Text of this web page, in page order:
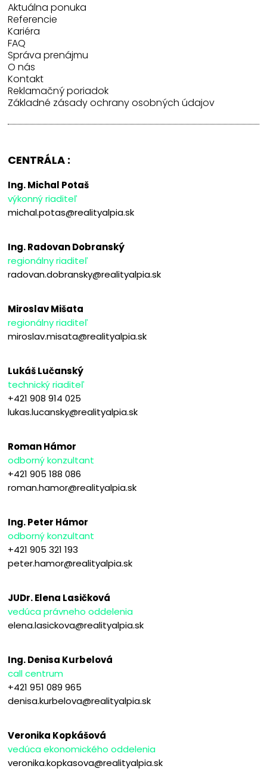
Aktuálna ponuka
Referencie
Kariéra
FAQ
Správa prenájmu
O nás
Kontakt
Reklamačný poriadok
Základné zásady ochrany osobných údajov
CENTRÁLA :
Ing. Michal Potaš
výkonný riaditeľ
michal.potas@realityalpia.sk
Ing. Radovan Dobranský
regionálny riaditeľ
radovan.dobransky@realityalpia.sk
Miroslav Mišata
regionálny riaditeľ
miroslav.misata@realityalpia.sk
Lukáš Lučanský
technický riaditeľ
+421 908 914 025
lukas.lucansky@realityalpia.sk
Roman Hámor
odborný konzultant
+421 905 188 086
roman.hamor@realityalpia.sk
Ing. Peter Hámor
odborný konzultant
+421 905 321 193
peter.hamor@realityalpia.sk
JUDr. Elena Lasičková
vedúca právneho oddelenia
elena.lasickova@realityalpia.sk
Ing. Denisa Kurbelová
call centrum
+421 951 089 965
denisa.kurbelova@realityalpia.sk
Veronika Kopkášová
vedúca ekonomického oddelenia
veronika.kopkasova@realityalpia.sk